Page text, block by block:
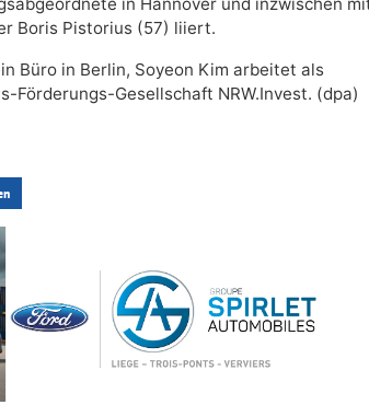
in Hannover und inzwischen
Boris Pistorius (57) liiert.
Büro in Berlin, Soyeon Kim arbeitet als
Gesellschaft NRW.Invest. (dpa)